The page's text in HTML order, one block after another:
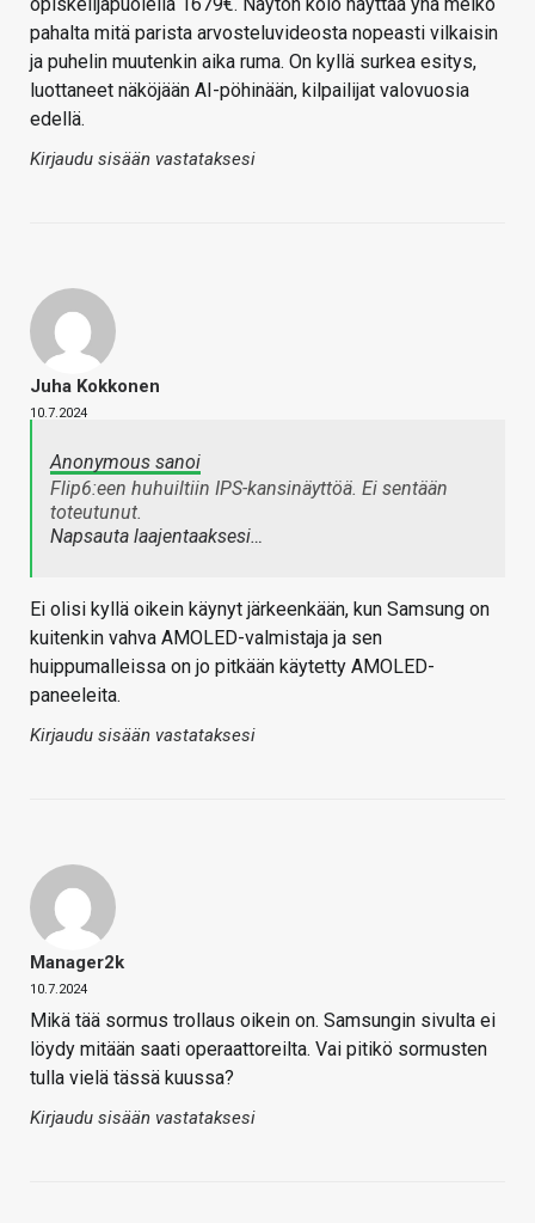
pahalta mitä parista arvosteluvideosta nopeasti vilkaisin
ja puhelin muutenkin aika ruma. On kyllä surkea esitys,
luottaneet näköjään AI-pöhinään, kilpailijat valovuosia
edellä.
Kirjaudu sisään vastataksesi
Juha Kokkonen
10.7.2024
Anonymous sanoi
Flip6:een huhuiltiin IPS-kansinäyttöä. Ei sentään
toteutunut.
Napsauta laajentaaksesi…
Ei olisi kyllä oikein käynyt järkeenkään, kun Samsung on
kuitenkin vahva AMOLED-valmistaja ja sen
huippumalleissa on jo pitkään käytetty AMOLED-
paneeleita.
Kirjaudu sisään vastataksesi
Manager2k
10.7.2024
Mikä tää sormus trollaus oikein on. Samsungin sivulta ei
löydy mitään saati operaattoreilta. Vai pitikö sormusten
tulla vielä tässä kuussa?
Kirjaudu sisään vastataksesi